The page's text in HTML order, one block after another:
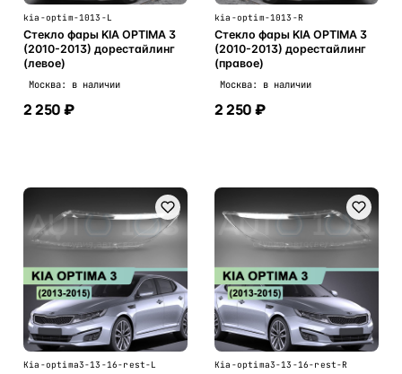
kia-optim-1013-L
Стекло фары KIA OPTIMA 3
(2010-2013) дорестайлинг
(левое)
Москва: в наличии
2 250 ₽
kia-optim-1013-R
Стекло фары KIA OPTIMA 3
(2010-2013) дорестайлинг
(правое)
Москва: в наличии
2 250 ₽
Kia-optima3-13-16-rest-L Kia-optima3-13-16-rest-R